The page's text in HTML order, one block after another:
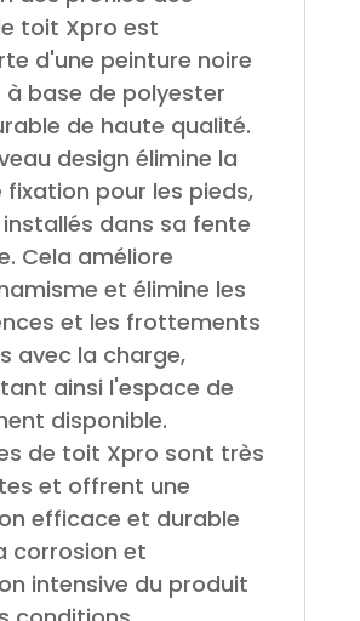
toit Xpro est
d'une peinture noire
base de polyester
de haute qualité.
design élimine la
fixation pour les pieds,
dans sa fente
Cela améliore
et élimine les
et les frottements
avec la charge,
ainsi l'espace de
disponible.
de toit Xpro sont très
et offrent une
efficace et durable
corrosion et
intensive du produit